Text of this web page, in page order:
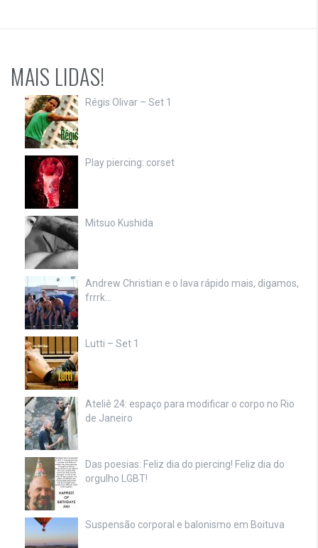
MAIS LIDAS!
Régis Olivar – Set 1
Play piercing: corset
Mitsuo Kushida
Andrew Christian e o lava rápido mais, digamos,
frrrk…
Lutti – Set 1
Ateliê 24: espaço para modificar o corpo no Rio
de Janeiro
Das poesias: Feliz dia do piercing! Feliz dia do
orgulho LGBT!
Suspensão corporal e balonismo em Boituva